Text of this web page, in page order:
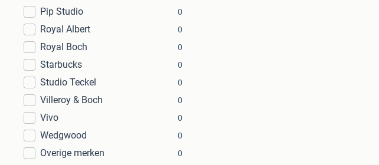
Pip Studio 0
Royal Albert 0
Royal Boch 0
Starbucks 0
Studio Teckel 0
Villeroy & Boch 0
Vivo 0
Wedgwood 0
Overige merken 0